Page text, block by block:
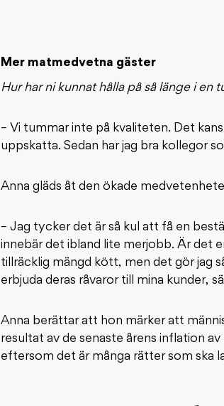
Mer matmedvetna gäster
Hur har ni kunnat hålla på så länge i en
– Vi tummar inte på kvaliteten. Det
uppskatta. Sedan har jag bra kollegor
Anna gläds åt den ökade
– Jag tycker det är så kul att få en
innebär det ibland lite merjobb. Är det
tillräcklig mängd kött, men det gör jag
erbjuda deras råvaror till mina kunder,
Anna berättar att hon märker att
resultat av de senaste årens inflation
eftersom det är många rätter som ska